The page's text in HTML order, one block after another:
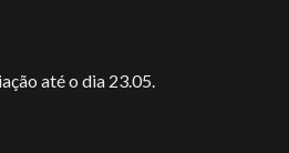
até o dia 23.05.